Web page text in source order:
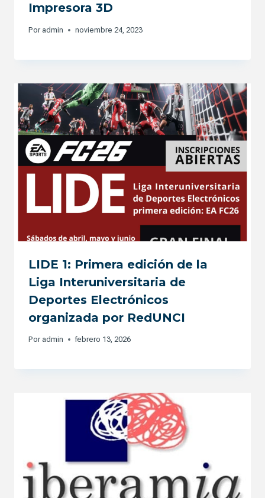
Impresora 3D
Por admin noviembre 24, 2023
LIDE 1: Primera edición de la
Liga Interuniversitaria de
Deportes Electrónicos
organizada por RedUNCI
Por admin febrero 13, 2026